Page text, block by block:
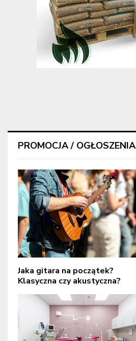
PROMOCJA / OGŁOSZENIA
Jaka gitara na początek?
Klasyczna czy akustyczna?